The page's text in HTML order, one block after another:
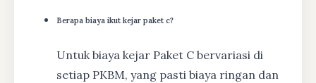
Berapa biaya ikut kejar paket c?
Untuk biaya kejar Paket C bervariasi di
setiap PKBM, yang pasti biaya ringan dan